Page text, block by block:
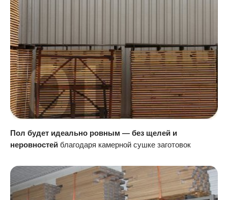
Пол будет идеально ровным — без щелей и
неровностей благодаря камерной сушке заготовок